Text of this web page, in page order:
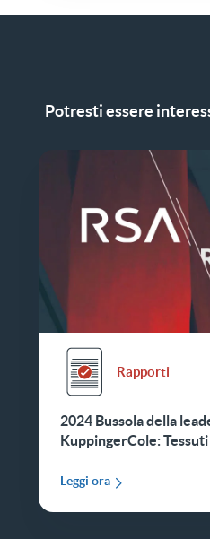
Potresti essere
Rapporti
2024 Bussola della
KuppingerCole:
Leggi ora